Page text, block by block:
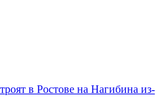
в Ростове на Нагибина из-